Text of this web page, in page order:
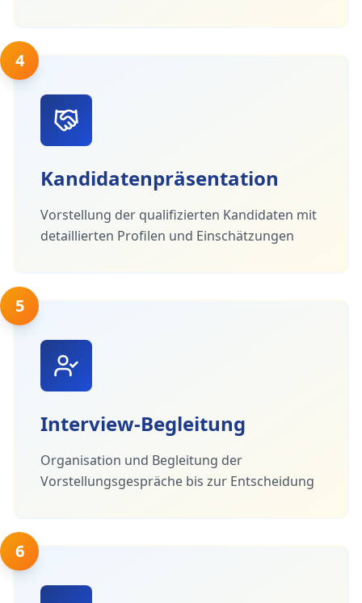
4
Kandidatenpräsentation
Vorstellung der qualifizierten Kandidaten mit
detaillierten Profilen und Einschätzungen
5
Interview-Begleitung
Organisation und Begleitung der
Vorstellungsgespräche bis zur Entscheidung
6